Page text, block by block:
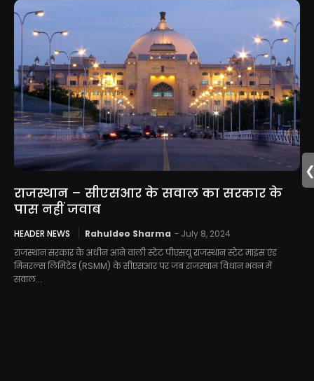
राजस्थान – सीएसआर के सवाल का सरकार के
पास नहीं जवाब
HEADER NEWS Rahuldeo Sharma - July 8, 2024
राजस्थान सरकार के अधीन आने वाली स्टेट पीएसयू राजस्थान स्टेट माइंस एंड
मिनरल्स लिमिटेड (RSMM) के सीएसआर पर जब राजस्थान विधान भवन में
सवाल...